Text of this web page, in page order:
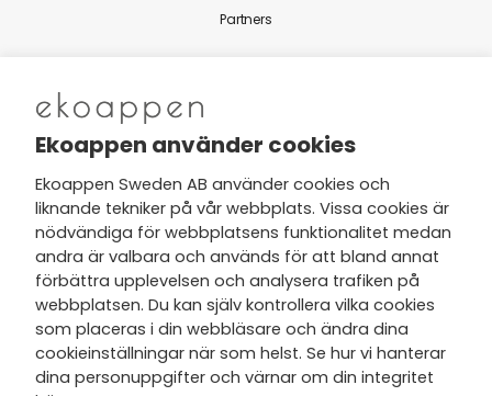
Partners
Nytt från Ekoappen
Jag har tagit del av Ekoappens
personuppgifts- och
integritetspolicyoch tar gärna del
av nyheter, hälsotips och exklusiva
erbjudanden via min e-post.
Ekoappen använder cookies
Ekoappen Sweden AB använder cookies och
liknande tekniker på vår webbplats. Vissa cookies är
nödvändiga för webbplatsens funktionalitet medan
andra är valbara och används för att bland annat
förbättra upplevelsen och analysera trafiken på
webbplatsen. Du kan själv kontrollera vilka cookies
som placeras i din webbläsare och ändra dina
cookieinställningar när som helst. Se hur vi hanterar
dina personuppgifter och värnar om din integritet